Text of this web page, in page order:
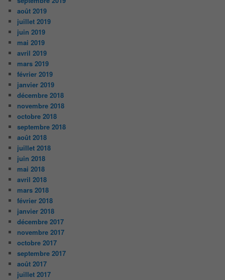
août 2019
juillet 2019
juin 2019
mai 2019
avril 2019
mars 2019
février 2019
janvier 2019
décembre 2018
novembre 2018
octobre 2018
septembre 2018
août 2018
juillet 2018
juin 2018
mai 2018
avril 2018
mars 2018
février 2018
janvier 2018
décembre 2017
novembre 2017
octobre 2017
septembre 2017
août 2017
juillet 2017